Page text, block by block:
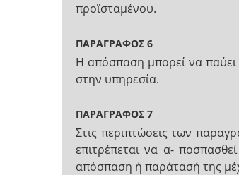
προϊσταμένου.
ΠΑΡΑΓΡΑΦΟΣ 6
Η απόσπαση μπορεί να
στην υπηρεσία.
ΠΑΡΑΓΡΑΦΟΣ 7
Στις περιπτώσεις των
επιτρέπεται να α-
απόσπαση ή παράτασή της